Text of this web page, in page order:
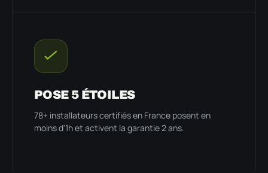
POSE 5 ÉTOILES
78+ installateurs certifiés en France posent en
moins d'1h et activent la garantie 2 ans.